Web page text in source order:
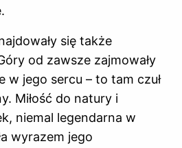
się także
od zawsze zajmowały
w jego sercu – to tam czuł
Miłość do natury i
niemal legendarna w
wyrazem jego